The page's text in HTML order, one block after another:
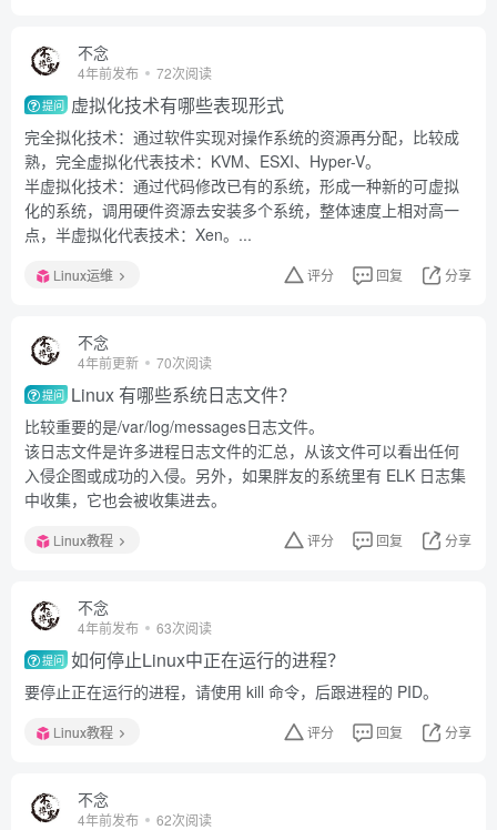
不念
4年前发布 72次阅读
提问 虚拟化技术有哪些表现形式
完全拟化技术：通过软件实现对操作系统的资源再分配，比较成
熟，完全虚拟化代表技术：KVM、ESXI、Hyper-V。
半虚拟化技术：通过代码修改已有的系统，形成一种新的可虚拟
化的系统，调用硬件资源去安装多个系统，整体速度上相对高一
点，半虚拟化代表技术：Xen。...
Linux运维 评分 回复 分享
不念
4年前更新 70次阅读
提问 Linux 有哪些系统日志文件？
比较重要的是/var/log/messages日志文件。
该日志文件是许多进程日志文件的汇总，从该文件可以看出任何
入侵企图或成功的入侵。另外，如果胖友的系统里有 ELK 日志集
中收集，它也会被收集进去。
Linux教程 评分 回复 分享
不念
4年前发布 63次阅读
提问 如何停止Linux中正在运行的进程？
要停止正在运行的进程，请使用 kill 命令，后跟进程的 PID。
Linux教程 评分 回复 分享
不念
4年前发布 62次阅读